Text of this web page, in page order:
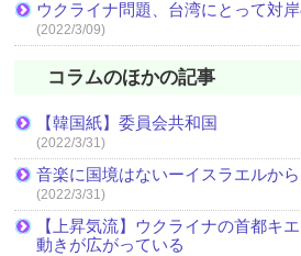
ウクライナ問題、台湾にとって対
(2022/3/09)
コラムのほかの記事
【韓国紙】委員会共和国
(2022/3/31)
音楽に国境はないーイスラエルから
(2022/3/31)
【上昇気流】ウクライナの首都キ
動きが広がっている